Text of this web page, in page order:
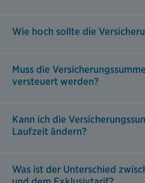
Wie hoch sollte die
Muss die
versteuert werden?
Kann ich die
Laufzeit ändern?
Was ist der Unterschied